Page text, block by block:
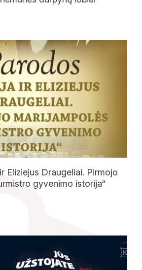
Eliziejus Draugeliai. Pirmojo
gyvenimo istorija“